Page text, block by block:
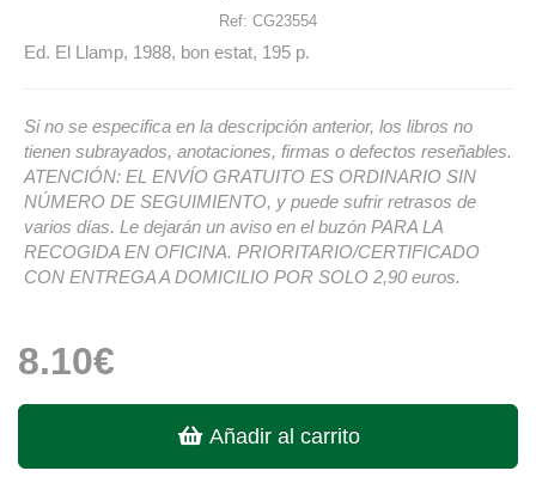
Ref: CG23554
Ed. El Llamp, 1988, bon estat, 195 p.
Si no se especifica en la descripción anterior, los libros no
tienen subrayados, anotaciones, firmas o defectos reseñables.
ATENCIÓN: EL ENVÍO GRATUITO ES ORDINARIO SIN
NÚMERO DE SEGUIMIENTO, y puede sufrir retrasos de
varios días. Le dejarán un aviso en el buzón PARA LA
RECOGIDA EN OFICINA. PRIORITARIO/CERTIFICADO
CON ENTREGA A DOMICILIO POR SOLO 2,90 euros.
8.10€
Añadir al carrito